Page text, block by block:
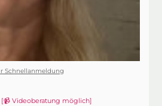
Schnellanmeldung
[📹 Videoberatung möglich]